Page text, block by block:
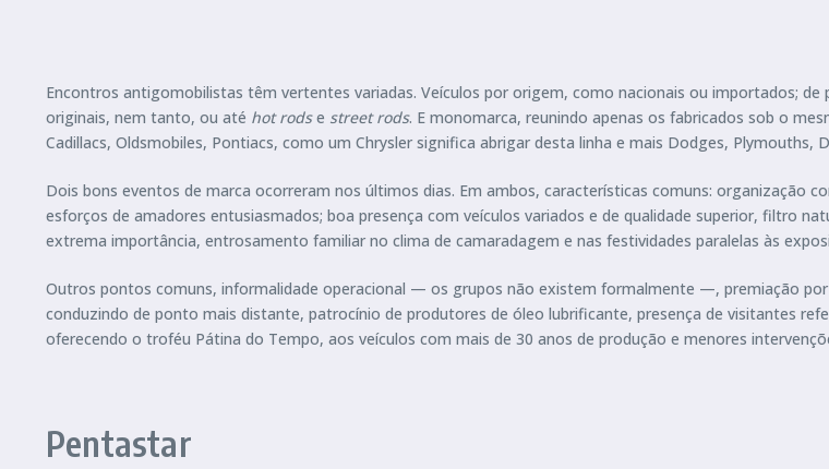
Encontros antigomobilistas têm vertentes variadas. Veículos por origem, como nacionais ou importados;
originais, nem tanto, ou até hot rodse street rods. E monomarca, reunindo apenas os fabricados sob o
Cadillacs, Oldsmobiles, Pontiacs, como um Chrysler significa abrigar desta linha e mais Dodges, Plymouths,
Dois bons eventos de marca ocorreram nos últimos dias. Em ambos, características comuns: organização
esforços de amadores entusiasmados; boa presença com veículos variados e de qualidade superior, filtro
extrema importância, entrosamento familiar no clima de camaradagem e nas festividades paralelas às
Outros pontos comuns, informalidade operacional — os grupos não existem formalmente —, premiação
conduzindo de ponto mais distante, patrocínio de produtores de óleo lubrificante, presença de visitantes
oferecendo o troféu Pátina do Tempo, aos veículos com mais de 30 anos de produção e menores
Pentastar